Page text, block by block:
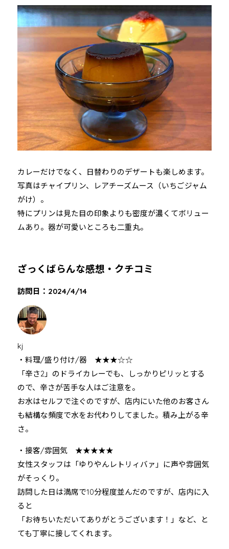
カレーだけでなく、日替わりのデザートも楽しめます。
写真はチャイプリン、レアチーズムース（いちごジャム
がけ）。
特にプリンは見た目の印象よりも密度が濃くてボリュー
ムあり。器が可愛いところも二重丸。
ざっくばらんな感想・クチコミ
訪問日：2024/4/14
kj
・料理/盛り付け/器 ★★★☆☆
「辛さ2」のドライカレーでも、しっかりピリッとする
ので、辛さが苦手な人はご注意を。
お水はセルフで注ぐのですが、店内にいた他のお客さん
も結構な頻度で水をお代わりしてました。積み上がる辛
さ。
・接客/雰囲気 ★★★★★
女性スタッフは「ゆりやんレトリィバァ」に声や雰囲気
がそっくり。
訪問した日は満席で10分程度並んだのですが、店内に入
ると
「お待ちいただいてありがとうございます！」など、と
ても丁寧に接してくれます。